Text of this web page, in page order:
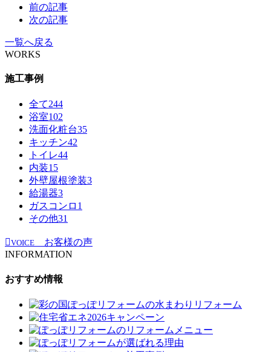
前の記事
次の記事
一覧へ戻る
WORKS
施工事例
全て244
浴室102
洗面化粧台35
キッチン42
トイレ44
内装15
外壁屋根塗装3
給湯器3
ガスコンロ 1
その他31
VOICE
お客様の声
INFORMATION
おすすめ情報